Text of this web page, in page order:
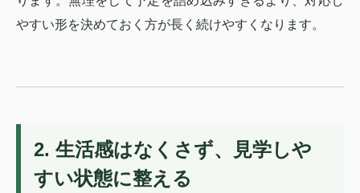
やすい形を決めておく方が長く続けやすくなります。
2. 生活感はなくさず、見学しや
すい状態に整える